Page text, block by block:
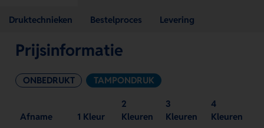
Druktechnieken Bestelproces Levering
Prijsinformatie
ONBEDRUKT TAMPONDRUK
Afname 1 Kleur
2
Kleuren
3
Kleuren
4
Kleuren